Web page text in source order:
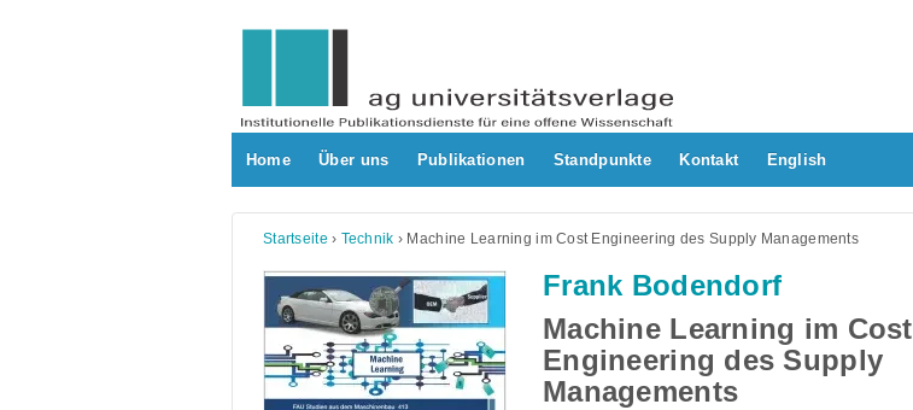
Home Über uns Publikationen Standpunkte Kontakt English
Startseite › Technik › Machine Learning im Cost Engineering des Supply Managements
Frank Bodendorf
Machine Learning im Cost
Engineering des Supply
Managements